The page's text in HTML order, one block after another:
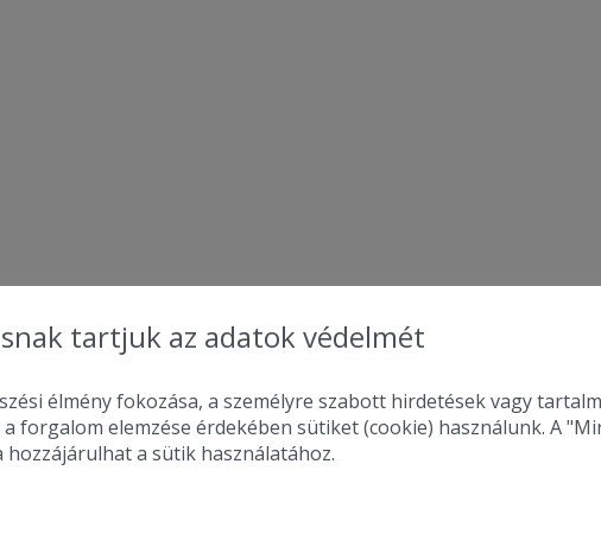
tartjuk az adatok védelmét
élmény fokozása, a személyre szabott hirdetések vagy
forgalom elemzése érdekében sütiket (cookie) használunk. A
a sütik használatához.